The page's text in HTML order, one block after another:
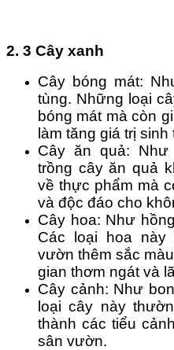
2. 3 Cây xanh
Cây bóng mát:
tùng. Những loại
bóng mát mà còn
làm tăng giá trị
Cây ăn quả: Như
trồng cây ăn quả
về thực phẩm mà
và độc đáo cho
Cây hoa: Như
Các loại hoa này
vườn thêm sắc
gian thơm ngát và
Cây cảnh: Như
loại cây này
thành các tiểu
sân vườn.